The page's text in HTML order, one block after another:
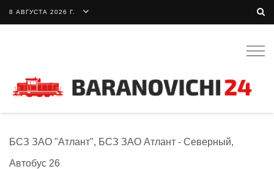
8 АВГУСТА 2026 Г.
БСЗ ЗАО "Атлант", БСЗ ЗАО Атлант - Северный,
Автобус 26